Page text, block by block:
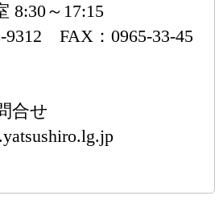
8:30～17:15
9312 FAX：0965-33-45
合せ